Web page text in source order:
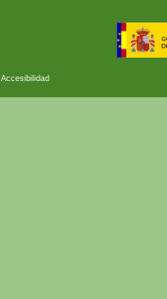
Accesibilidad